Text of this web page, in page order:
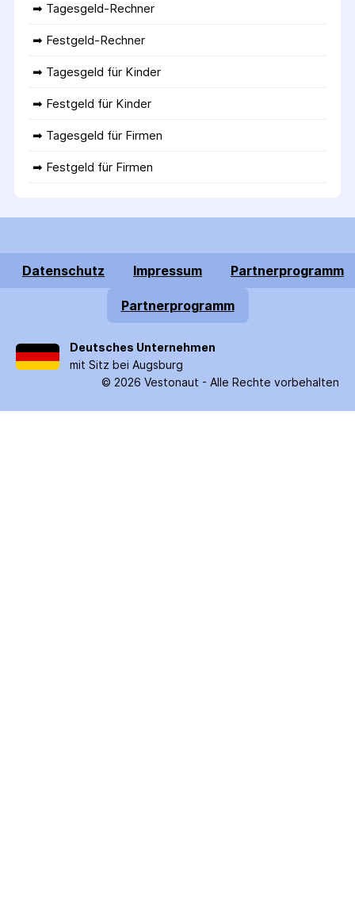
➡ Tagesgeld-Rechner
➡ Festgeld-Rechner
➡ Tagesgeld für Kinder
➡ Festgeld für Kinder
➡ Tagesgeld für Firmen
➡ Festgeld für Firmen
Datenschutz Impressum Partnerprogramm
Partnerprogramm
Deutsches Unternehmen
mit Sitz bei Augsburg
© 2026 Vestonaut - Alle Rechte vorbehalten